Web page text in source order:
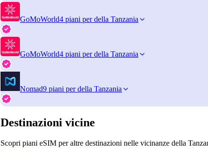
GoMoWorld4 piani per della Tanzania
GoMoWorld4 piani per della Tanzania
Nomad9 piani per della Tanzania
Destinazioni vicine
Scopri piani eSIM per altre destinazioni nelle vicinanze della